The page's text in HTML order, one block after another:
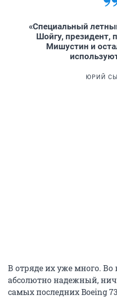
«Специальный
Шойгу, президент,
Мишустин и
ЮРИЙ
В отряде их уже много. Во
абсолютно надежный,
самых последних Boeing